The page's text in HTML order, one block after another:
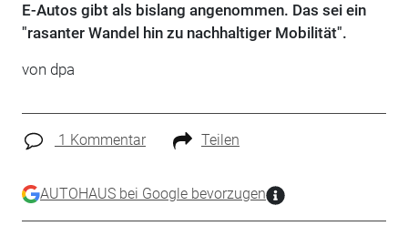
E-Autos gibt als bislang angenommen. Das sei ein
"rasanter Wandel hin zu nachhaltiger Mobilität".
von dpa
1 Kommentar Teilen
AUTOHAUS bei Google bevorzugen